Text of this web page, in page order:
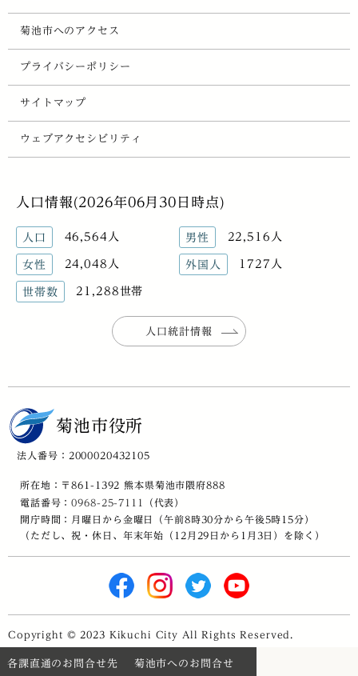
菊池市へのアクセス
プライバシーポリシー
サイトマップ
ウェブアクセシビリティ
人口情報(2026年06月30日時点)
人口 46,564人 男性 22,516人
女性 24,048人 外国人 1727人
世帯数 21,288世帯
人口統計情報
菊池市役所
法人番号：2000020432105
所在地：〒861-1392 熊本県菊池市隈府888
電話番号：0968-25-7111
（代表）
開庁時間：月曜日から金曜日（午前8時30分から午後5時15分）
（ただし、祝・休日、年末年始（12月29日から1月3日）を除く）
Copyright © 2023 Kikuchi City All Rights Reserved.
各課直通のお問合せ先 菊池市へのお問合せ